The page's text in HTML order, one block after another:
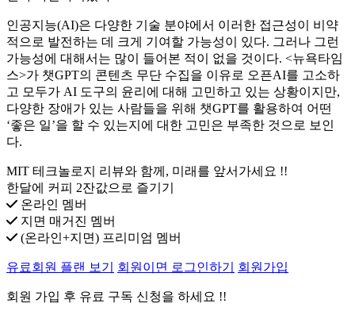
인공지능(AI)은 다양한 기술 분야에서 이러한 접근성이 비약
적으로 발전하는 데 크게 기여할 가능성이 있다. 그러나 그런
가능성에 대해서는 많이 들어본 적이 없을 것이다. <뉴욕타임
스>가 챗GPT의 콘텐츠 무단 수집을 이유로 오픈AI를 고소하
고 모두가 AI 도구의 윤리에 대해 고민하고 있는 상황이지만,
다양한 장애가 있는 사람들을 위해 챗GPT를 활용하여 어떤
‘좋은 일’을 할 수 있는지에 대한 고민은 부족한 것으로 보인
다.
MIT 테크놀로지 리뷰와 함께, 미래를 앞서가세요 !!
한달에 커피 2잔값으로 즐기기
온라인 멤버
지면 매거진 멤버
(온라인+지면) 프리미엄 멤버
유료회원 플랜 보기 회원이면 로그인하기 회원가입
회원 가입 후 유료 구독 신청을 하세요 !!